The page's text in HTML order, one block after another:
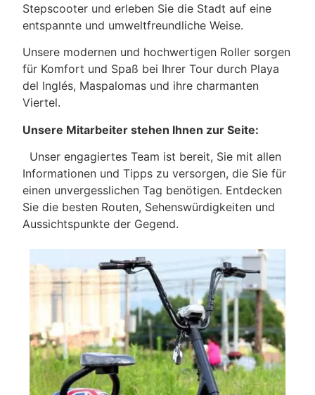
Stepscooter und erleben Sie die Stadt auf eine
entspannte und umweltfreundliche Weise.
Unsere modernen und hochwertigen Roller sorgen
für Komfort und Spaß bei Ihrer Tour durch Playa
del Inglés, Maspalomas und ihre charmanten
Viertel.
Unsere Mitarbeiter stehen Ihnen zur Seite:
Unser engagiertes Team ist bereit, Sie mit allen
Informationen und Tipps zu versorgen, die Sie für
einen unvergesslichen Tag benötigen. Entdecken
Sie die besten Routen, Sehenswürdigkeiten und
Aussichtspunkte der Gegend.